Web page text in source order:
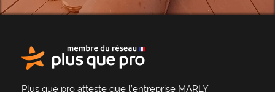
Plus que pro atteste que l’entreprise MARLY